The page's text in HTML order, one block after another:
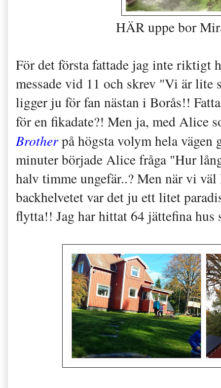
HÄR uppe bor
För det första fattade jag inte riktigt
messade vid 11 och skrev "Vi är lite
ligger ju för fan nästan i Borås!!
för en fikadate?! Men ja, med Alice
Brotherpå högsta volym hela vägen
minuter började Alice fråga "Hur
halv timme ungefär..? Men när vi
backhelvetet var det ju ett litet
flytta!! Jag har hittat 64 jättefina